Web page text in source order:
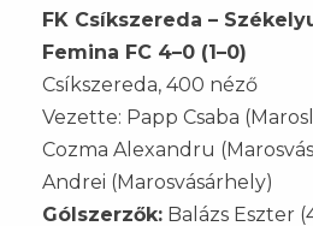
FK Csíkszereda –
Femina FC 4–0 (1–0)
Csíkszereda, 400 néző
Vezette: Papp Csaba
Cozma Alexandru
Andrei (Marosvásárhely)
Gólszerzők: Balázs Eszter